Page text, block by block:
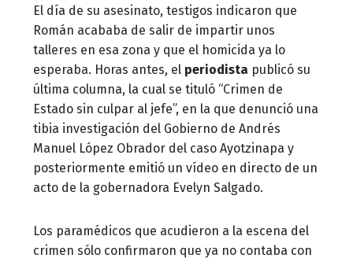
El día de su asesinato, testigos indicaron que
Román acababa de salir de impartir unos
talleres en esa zona y que el homicida ya lo
esperaba. Horas antes, el periodista publicó su
última columna, la cual se tituló “Crimen de
Estado sin culpar al jefe”, en la que denunció una
tibia investigación del Gobierno de Andrés
Manuel López Obrador del caso Ayotzinapa y
posteriormente emitió un vídeo en directo de un
acto de la gobernadora Evelyn Salgado.
Los paramédicos que acudieron a la escena del
crimen sólo confirmaron que ya no contaba con